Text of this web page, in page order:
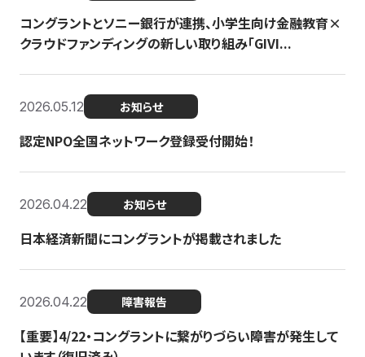
コングラントとソニー銀行が連携、小学生向け金融教育×
クラウドファンディングの新しい取り組み「GIVI...
2026.05.12 お知らせ
認定NPO全国ネットワーク登録受付開始！
2026.04.22 お知らせ
日本経済新聞にコングラントが掲載されました
2026.04.22 障害報告
【重要】4/22・コングラントに繋がりづらい障害が発生して